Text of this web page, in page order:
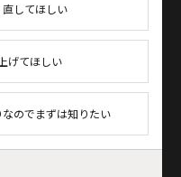
してほしい
げてほしい
のでまずは知りたい